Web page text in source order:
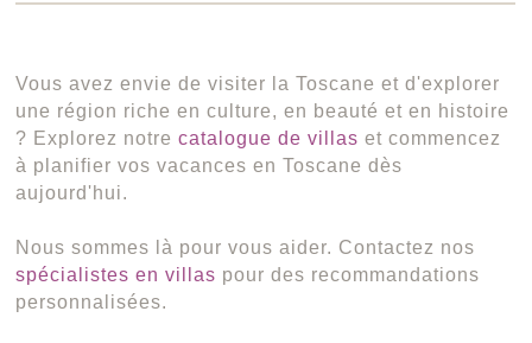
Vous avez envie de visiter la Toscane et d'explorer
une région riche en culture, en beauté et en histoire
? Explorez notrecatalogue de villaset commencez
à planifier vos vacances en Toscane dès
aujourd'hui.
Nous sommes là pour vous aider. Contactez nos
spécialistes en villas pour des recommandations
personnalisées.